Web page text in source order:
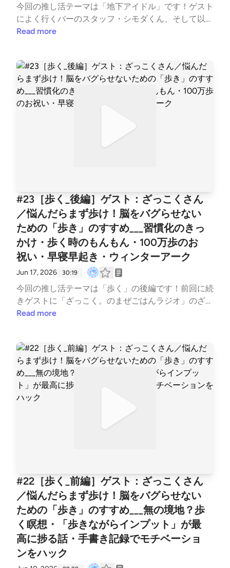
今回の推し活テーマは「地下アイドル」です！ゲスト
によく行くバーのスタッフ・シモダくん、そして以前
も出ていただきましたニーナさんのお二人をお招きし
と思ってたんですよね。でもなんだかローカルルール
ありそうでちょっと入りにくい、、、なんて思ってい
る僕に色々とその世界を教えていただきました〜。B
GM : MusMus、Springin’ Sound Stock
Read more
#23［歩く_後編］ゲスト：ざっこくさん
／悩んだらまず歩け！脳をバグらせない
ための「歩き」のすすめ___習慣化のきっ
かけ・歩く時のもんもん・100万歩のお
祝い・早寝早起き・ウィンターアーク
Jun 17, 2026 30:19
今回の推し活テーマは「歩く」の後編です！前回に続
きゲストに「ざっこく。のまぜごはんラジオ」のざっ
こく。さんをお招きして、新宿御苑を歩きながらお届
早起きするコツは？月100万歩達成したらお祝いしよ
う！なんてのを脱線しながらお話ししました〜 歩く_
前編https://open.spotify.com/episode/25lg8QUi47J
MqtttPCTb85?si=7b5e4974b7f14e32 ざっこく。の
まぜごはんラジオ⁠https://open.spotify.com/show/52v
cecTMTzSvqS4bPnLcT9?si=c69751c642004092⁠
Read more
#22［歩く_前編］ゲスト：ざっこくさん
／悩んだらまず歩け！脳をバグらせない
ための「歩き」のすすめ___無の境地？歩
く瞑想・「歩きながらインプット」が最
高に捗る話・手書き記録でモチベーショ
ンをハック